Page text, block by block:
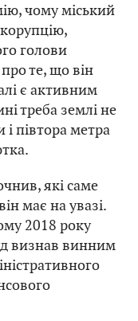
чому міський
голови
те, що він
є активним
треба землі не
півтора метра
які саме
має на увазі.
2018 року
визнав винним